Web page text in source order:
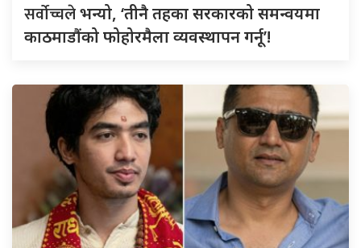
सर्वाेच्चलेभन्यो, ‘तीनै तहका सरकारको समन्वयमा
काठमाडौंको फोहोरमैला व्यवस्थापन गर्नू’!